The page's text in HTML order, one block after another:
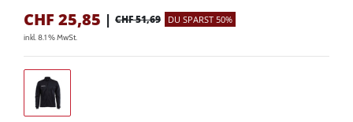
CHF 25,85 | CHF 51,69 DU SPARST 50%
inkl. 8.1 % MwSt.